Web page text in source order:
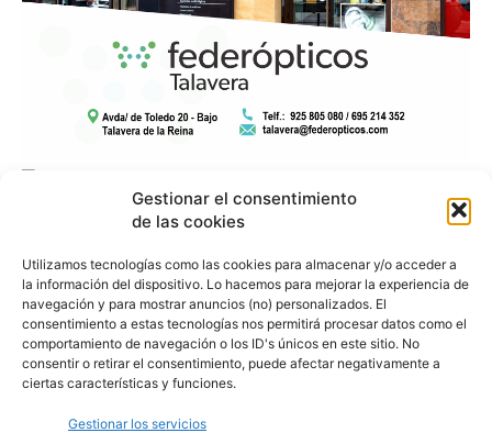
Gestionar el consentimiento
de las cookies
Utilizamos tecnologías como las cookies para almacenar y/o acceder a
la información del dispositivo. Lo hacemos para mejorar la experiencia de
navegación y para mostrar anuncios (no) personalizados. El
consentimiento a estas tecnologías nos permitirá procesar datos como el
comportamiento de navegación o los ID's únicos en este sitio. No
consentir o retirar el consentimiento, puede afectar negativamente a
ciertas características y funciones.
Gestionar los servicios